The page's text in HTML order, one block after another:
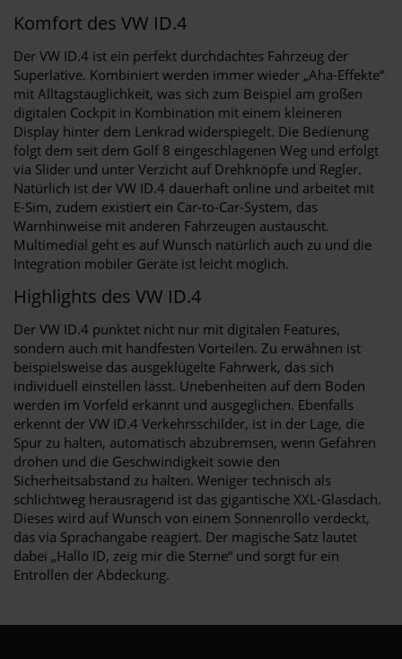
Komfort des VW ID.4
Der VW ID.4 ist ein perfekt durchdachtes Fahrzeug der
Superlative. Kombiniert werden immer wieder „Aha-Effekte“
mit Alltagstauglichkeit, was sich zum Beispiel am großen
digitalen Cockpit in Kombination mit einem kleineren
Display hinter dem Lenkrad widerspiegelt. Die Bedienung
folgt dem seit dem Golf 8 eingeschlagenen Weg und erfolgt
via Slider und unter Verzicht auf Drehknöpfe und Regler.
Natürlich ist der VW ID.4 dauerhaft online und arbeitet mit
E-Sim, zudem existiert ein Car-to-Car-System, das
Warnhinweise mit anderen Fahrzeugen austauscht.
Multimedial geht es auf Wunsch natürlich auch zu und die
Integration mobiler Geräte ist leicht möglich.
Highlights des VW ID.4
Der VW ID.4 punktet nicht nur mit digitalen Features,
sondern auch mit handfesten Vorteilen. Zu erwähnen ist
beispielsweise das ausgeklügelte Fahrwerk, das sich
individuell einstellen lässt. Unebenheiten auf dem Boden
werden im Vorfeld erkannt und ausgeglichen. Ebenfalls
erkennt der VW ID.4 Verkehrsschilder, ist in der Lage, die
Spur zu halten, automatisch abzubremsen, wenn Gefahren
drohen und die Geschwindigkeit sowie den
Sicherheitsabstand zu halten. Weniger technisch als
schlichtweg herausragend ist das gigantische XXL-Glasdach.
Dieses wird auf Wunsch von einem Sonnenrollo verdeckt,
das via Sprachangabe reagiert. Der magische Satz lautet
dabei „Hallo ID, zeig mir die Sterne“ und sorgt für ein
Entrollen der Abdeckung.